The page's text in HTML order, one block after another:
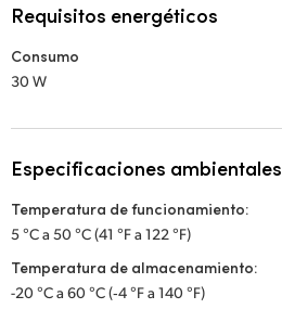
Requisitos energéticos
Consumo
30 W
Especificaciones ambientales
Temperatura de funcionamiento:
5 °C a 50 °C (41 °F a 122 °F)
Temperatura de almacenamiento:
-20 °C a 60 °C (‑4 °F a 140 °F)